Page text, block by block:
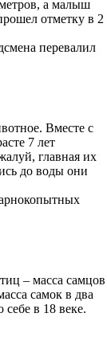
а малыш
отметку в 2
перевалил
Вместе с
7 лет
главная их
до воды они
– масса самцов
самок в два
в 18 веке.